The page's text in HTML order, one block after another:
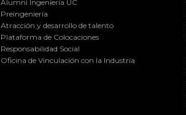
Alumni Ingeniería UC
Preingeniería
Atracción y desarrollo de talento
Plataforma de Colocaciones
Responsabilidad Social
Oficina de Vinculación con la Industria